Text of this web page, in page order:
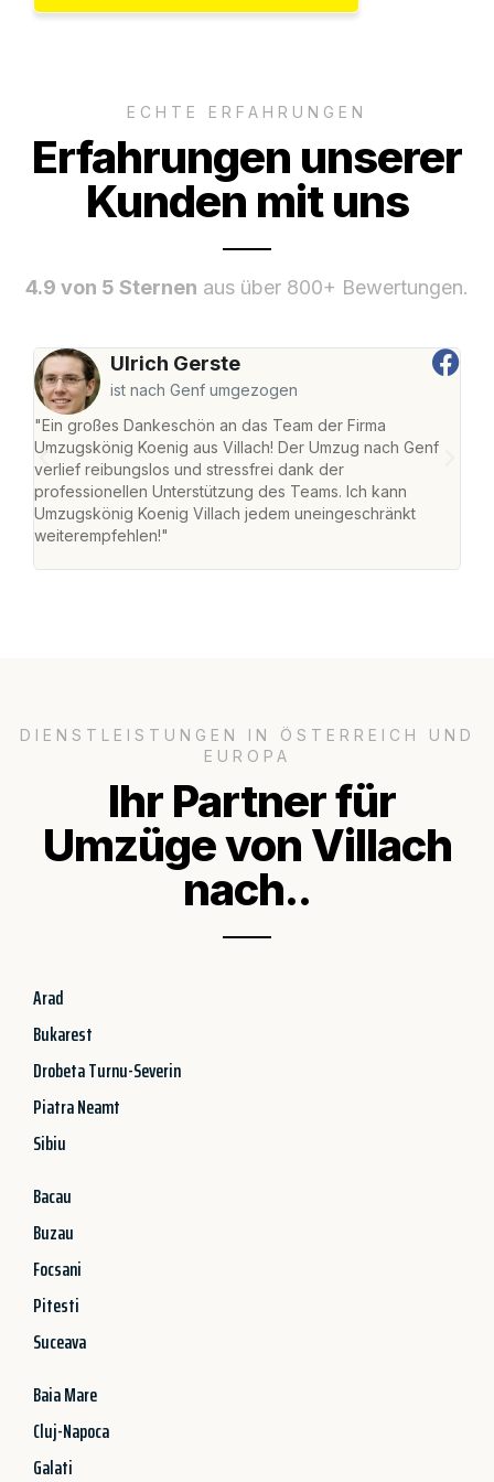
ECHTE ERFAHRUNGEN
Erfahrungen unserer
Kunden mit uns
4.9 von 5 Sternen aus über 800+ Bewertungen.
Ulrich Gerste
ist nach Genf umgezogen
"Ein großes Dankeschön an das Team der Firma
Umzugskönig Koenig aus Villach! Der Umzug nach Genf
verlief reibungslos und stressfrei dank der
professionellen Unterstützung des Teams. Ich kann
Umzugskönig Koenig Villach jedem uneingeschränkt
weiterempfehlen!"
DIENSTLEISTUNGEN IN ÖSTERREICH UND
EUROPA
Ihr Partner für
Umzüge von Villach
nach..
Arad
Bukarest
Drobeta Turnu-Severin
Piatra Neamt
Sibiu
Bacau
Buzau
Focsani
Pitesti
Suceava
Baia Mare
Cluj-Napoca
Galati